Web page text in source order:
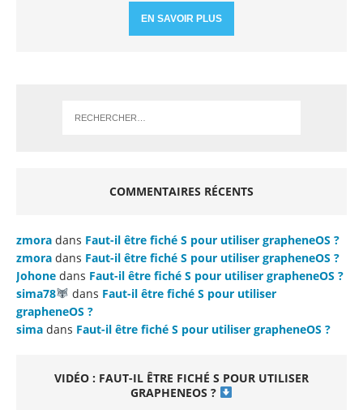
EN SAVOIR PLUS
COMMENTAIRES RÉCENTS
zmora dans Faut-il être fiché S pour utiliser grapheneOS ?
zmora dans Faut-il être fiché S pour utiliser grapheneOS ?
Johone dans Faut-il être fiché S pour utiliser grapheneOS ?
sima78
dans Faut-il être fiché S pour utiliser
grapheneOS ?
sima dans Faut-il être fiché S pour utiliser grapheneOS ?
VIDÉO : FAUT-IL ÊTRE FICHÉ S POUR UTILISER
GRAPHENEOS ?